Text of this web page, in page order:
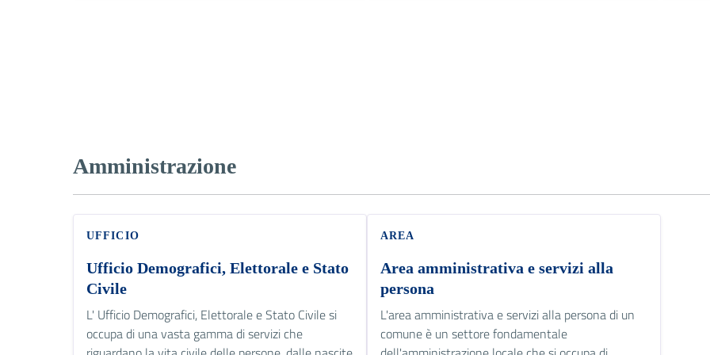
Amministrazione
UFFICIO
Ufficio Demografici, Elettorale e Stato
Civile
L' Ufficio Demografici, Elettorale e Stato Civile si
occupa di una vasta gamma di servizi che
AREA
Area amministrativa e servizi alla
persona
L'area amministrativa e servizi alla persona di un
comune è un settore fondamentale